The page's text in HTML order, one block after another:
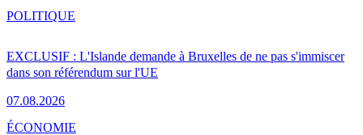
EXCLUSIF : L'Islande demande à Bruxelles de ne pas s'immiscer
dans son référendum sur l'UE
07.08.2026
POLITIQUE
ÉCONOMIE